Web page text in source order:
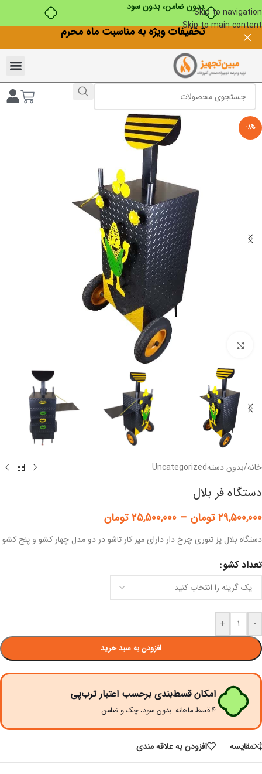
بدون ضامن، بدون سودSkip to navigation
Skip to main contentتخفیفات ویژه به مناسبت ماه محرم
-8%
برای بزرگنمایی کلیک کنید
خانه/بدون دستهUncategorized
دستگاه فر بلال
۲۹,۵۰۰,۰۰۰ تومان – ۲۵,۵۰۰,۰۰۰ تومان
دستگاه بلال پز تنوری چرخ دار دارای میز کار تاشو در دو مدل چهار کشو و پنج کشو
تعداد کشو
-
+
افزودن به سبد خرید
امکان قسط‌بندی برحسب اعتبار ترب‌پی
۴ قسط ماهانه. بدون سود، چک و ضامن.
مقايسه افزودن به علاقه مندی